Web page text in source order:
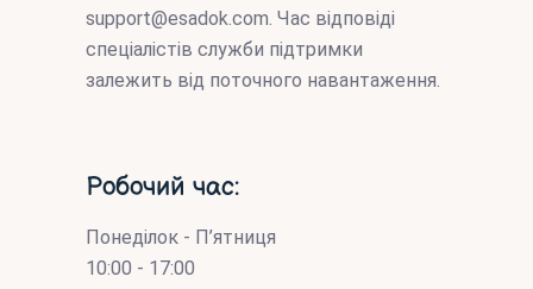
support@esadok.com . Час відповіді
спеціалістів служби підтримки
залежить від поточного навантаження.
Робочий час:
Понеділок - П’ятниця
10:00 - 17:00